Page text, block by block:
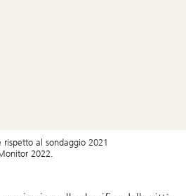
al sondaggio 2021
2022.